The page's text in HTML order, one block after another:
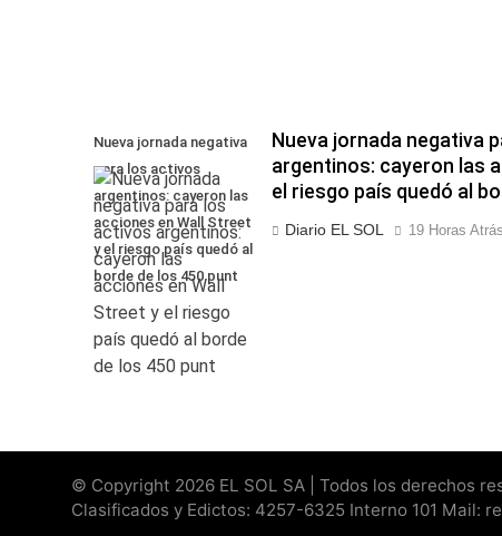
Nueva jornada negativa
para los activos
argentinos: cayeron las
acciones en Wall Street
y el riesgo país quedó al
borde de los 450 punt
Nueva jornada negativa
argentinos: cayeron las
el riesgo país quedó al
Diario EL SOL 19 Horas Atrás
© Copyright 2026 EL SOL SA | Todos los derechos
Clasificados y Edictos: 4257-6325 Interno 101 Mail: